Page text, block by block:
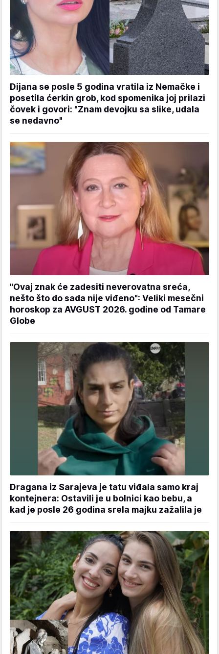
Dijana se posle 5 godina vratila iz Nemačke i
posetila ćerkin grob, kod spomenika joj prilazi
čovek i govori: "Znam devojku sa slike, udala
se nedavno"
"Ovaj znak će zadesiti neverovatna sreća,
nešto što do sada nije viđeno": Veliki mesečni
horoskop za AVGUST 2026. godine od Tamare
Globe
Dragana iz Sarajeva je tatu viđala samo kraj
kontejnera: Ostavili je u bolnici kao bebu, a
kad je posle 26 godina srela majku zažalila je